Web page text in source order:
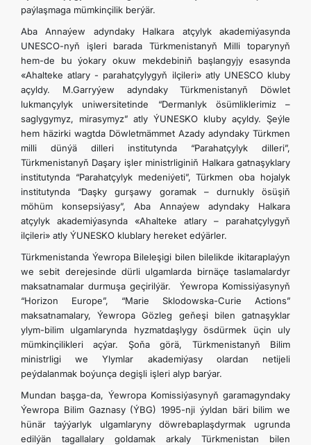
paýlaşmaga mümkinçilik berýär.
Aba Annaýew adyndaky Halkara atçylyk akademiýasynda
UNESCO-nyň işleri barada Türkmenistanyň Milli toparynyň
hem-de bu ýokary okuw mekdebiniň başlangyjy esasynda
«Ahalteke atlary - parahatçylygyň ilçileri» atly UNESCO kluby
açyldy. M.Garryýew adyndaky Türkmenistanyň Döwlet
lukmançylyk uniwersitetinde “Dermanlyk ösümliklerimiz –
saglygymyz, mirasymyz” atly ÝUNESKO kluby açyldy. Şeýle
hem häzirki wagtda Döwletmämmet Azady adyndaky Türkmen
milli dünýä dilleri institutynda “Parahatçylyk dilleri”,
Türkmenistanyň Daşary işler ministrliginiň Halkara gatnaşyklary
institutynda “Parahatçylyk medeniýeti”, Türkmen oba hojalyk
institutynda “Daşky gurşawy goramak – durnukly ösüşiň
möhüm konsepsiýasy”, Aba Annaýew adyndaky Halkara
atçylyk akademiýasynda «Ahalteke atlary – parahatçylygyň
ilçileri» atly ÝUNESKO klublary hereket edýärler.
Türkmenistanda Ýewropa Bileleşigi bilen bilelikde ikitaraplaýyn
we sebit derejesinde dürli ulgamlarda birnäçe taslamalardyr
maksatnamalar durmuşa geçirilýär. Ýewropa Komissiýasynyň
“Horizon Europe”, “Marie Sklodowska-Curie Actions”
maksatnamalary, Ýewropa Gözleg geňeşi bilen gatnaşyklar
ylym-bilim ulgamlarynda hyzmatdaşlygy ösdürmek üçin uly
mümkinçilikleri açýar. Şoňa görä, Türkmenistanyň Bilim
ministrligi we Ylymlar akademiýasy olardan netijeli
peýdalanmak boýunça degişli işleri alyp barýar.
Mundan başga-da, Ýewropa Komissiýasynyň garamagyndaky
Ýewropa Bilim Gaznasy (ÝBG) 1995-nji ýyldan bäri bilim we
hünär taýýarlyk ulgamlaryny döwrebaplaşdyrmak ugrunda
edilýän tagallalary goldamak arkaly Türkmenistan bilen